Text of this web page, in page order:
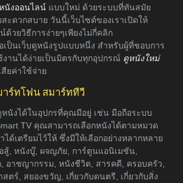
นังออนไลน์ แบบใหม่ ด้วยระบบที่ทันสมัย
ะดวกสบาย วันนี้เว็บไซต์ของเราเปิดให้
วยวิธีการง่ายๆเพียงไม่กี่คลิก
เป็นเว็บดูหนังรูปแบบหนึ่ง สำหรับผู้ที่ชอบการ
านได้ง่ายเป็นมิตรกับทุกอุปกรณ์ ดูหนังใหม่
ยค่าใช้จ่าย
ร์ทโฟน สมาร์ททีวี
นังได้ในอุปกรที่คุณมีอยู่ เช่น มือถือระบบ
TV คุณสามารถเลือกหนังได้ตามหมวด
ได้เตรียมไว้ให้ ซึ่งมีให้เลือกอย่างหลากหลาย
สู้, หนังบู๊, ผจญภัย, การ์ตูนแอนิเมชัน,
อาชญากรรม, หนังชีวิต, สารคดี, ครอบครัว,
ตร์, สยองขวัญ, เกี่ยวกับดนตรี, เกี่ยวกับสิ่ง